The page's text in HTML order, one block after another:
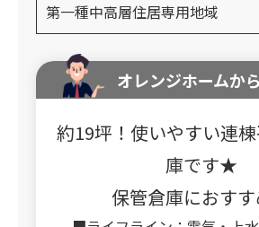
第一種中高層住居専用地域
オレンジホームか
約19坪！使いやすい連
庫です★
保管倉庫におすす